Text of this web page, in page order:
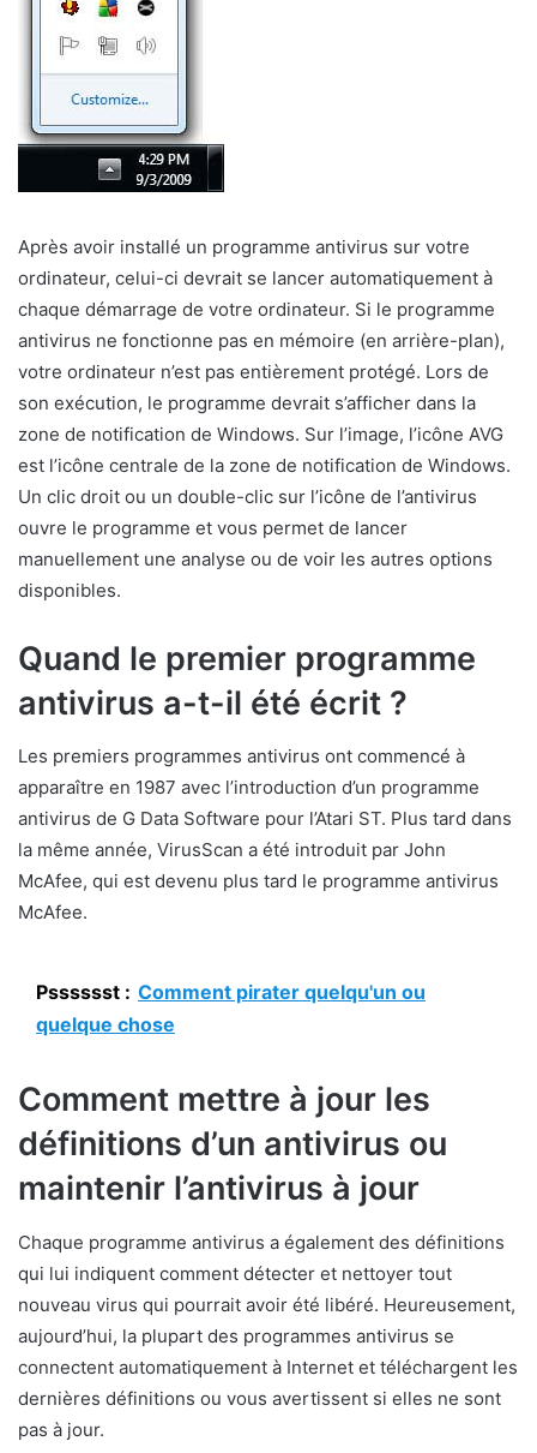
Après avoir installé un programme antivirus sur votre
ordinateur, celui-ci devrait se lancer automatiquement à
chaque démarrage de votre ordinateur. Si le programme
antivirus ne fonctionne pas en mémoire (en arrière-plan),
votre ordinateur n’est pas entièrement protégé. Lors de
son exécution, le programme devrait s’afficher dans la
zone de notification de Windows. Sur l’image, l’icône AVG
est l’icône centrale de la zone de notification de Windows.
Un clic droit ou un double-clic sur l’icône de l’antivirus
ouvre le programme et vous permet de lancer
manuellement une analyse ou de voir les autres options
disponibles.
Quand le premier programme
antivirus a-t-il été écrit ?
Les premiers programmes antivirus ont commencé à
apparaître en 1987 avec l’introduction d’un programme
antivirus de G Data Software pour l’Atari ST. Plus tard dans
la même année, VirusScan a été introduit par John
McAfee, qui est devenu plus tard le programme antivirus
McAfee.
Psssssst : Comment pirater quelqu'un ou
quelque chose
Comment mettre à jour les
définitions d’un antivirus ou
maintenir l’antivirus à jour
Chaque programme antivirus a également des définitions
qui lui indiquent comment détecter et nettoyer tout
nouveau virus qui pourrait avoir été libéré. Heureusement,
aujourd’hui, la plupart des programmes antivirus se
connectent automatiquement à Internet et téléchargent les
dernières définitions ou vous avertissent si elles ne sont
pas à jour.